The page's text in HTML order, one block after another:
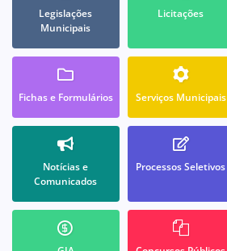
Legislações
Municipais
Licitações
Fichas e Formulários Serviços Municipais
Notícias e
Comunicados
Processos Seletivos